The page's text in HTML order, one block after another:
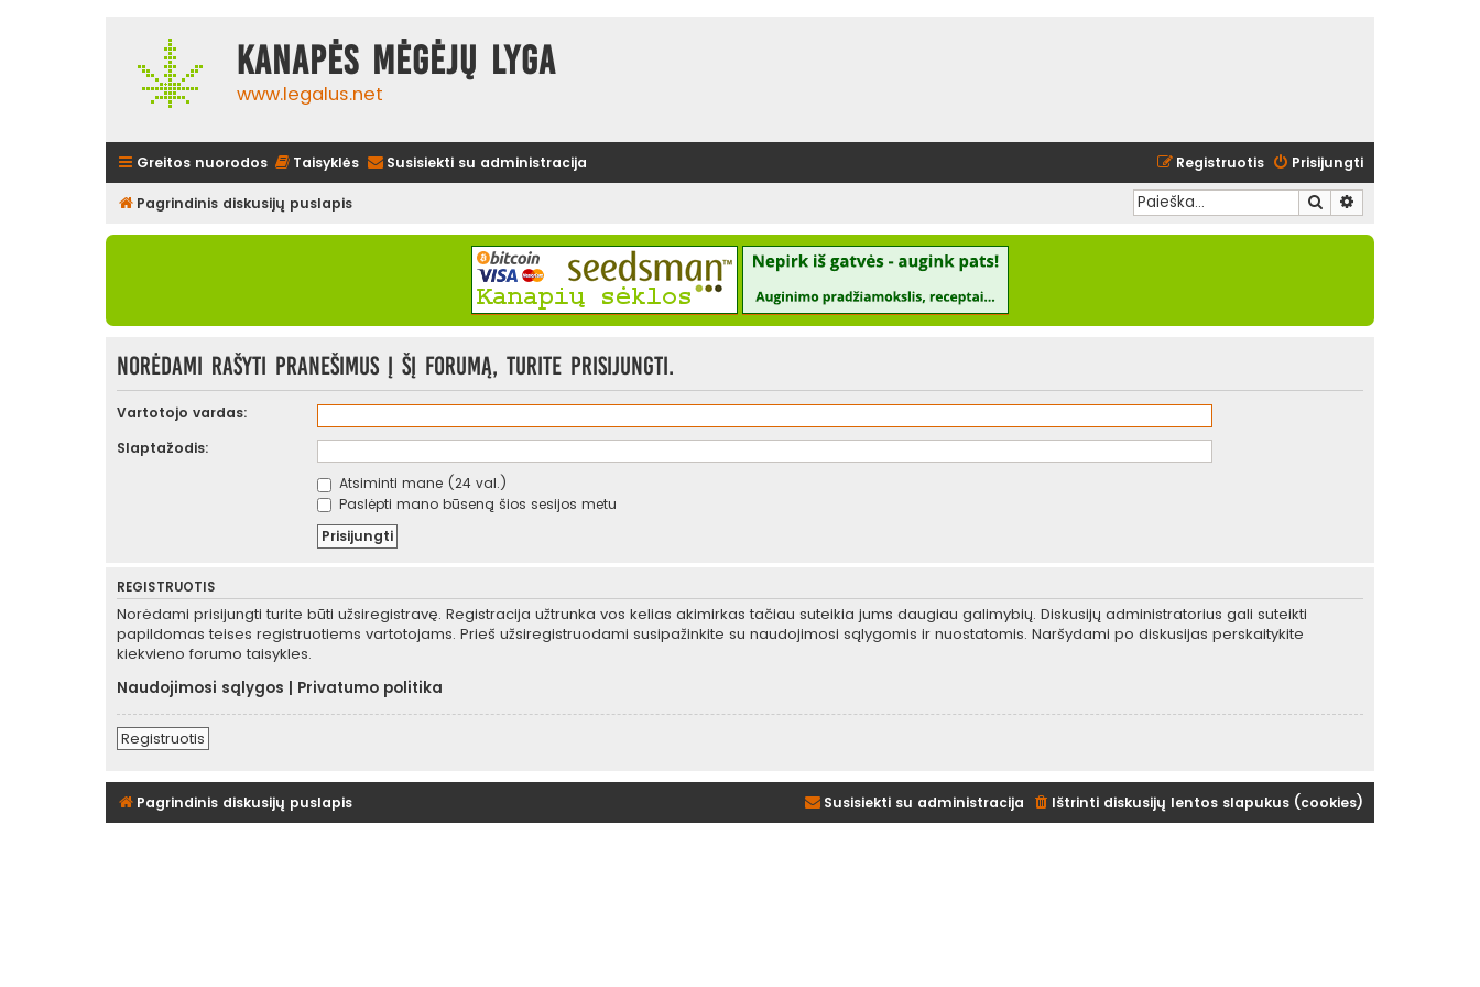
Kanapės mėgėjų lyga
www.legalus.net
Greitos nuorodos Taisyklės Susisiekti su administracija Prisijungti
Registruotis
Pagrindinis diskusijų puslapis Ieškoti
Norėdami rašyti pranešimus į šį forumą, turite prisijungti.
Vartotojo vardas:
Slaptažodis:
Atsiminti mane (24 val.)
Paslėpti mano būseną šios sesijos metu
REGISTRUOTIS
Norėdami prisijungti turite būti užsiregistravę. Registracija užtrunka vos kelias akimirkas tačiau suteikia jums daugiau galimybių. Diskusijų administratorius gali suteikti
papildomas teises registruotiems vartotojams. Prieš užsiregistruodami susipažinkite su naudojimosi sąlygomis ir nuostatomis. Naršydami po diskusijas perskaitykite
kiekvieno forumo taisykles.
Naudojimosi sąlygos
Privatumo politika
Registruotis
Pagrindinis diskusijų puslapis Ištrinti diskusijų lentos slapukus (cookies)
Susisiekti su administracija